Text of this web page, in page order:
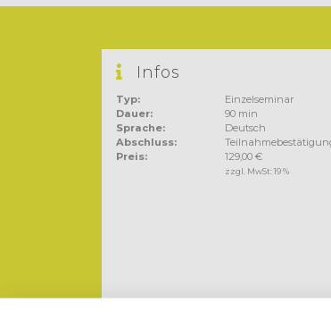
Infos
Typ:
Einzelseminar
Dauer:
90 min
Sprache:
Deutsch
Abschluss:
Preis:
129,00 €
zzgl. MwSt:19 %